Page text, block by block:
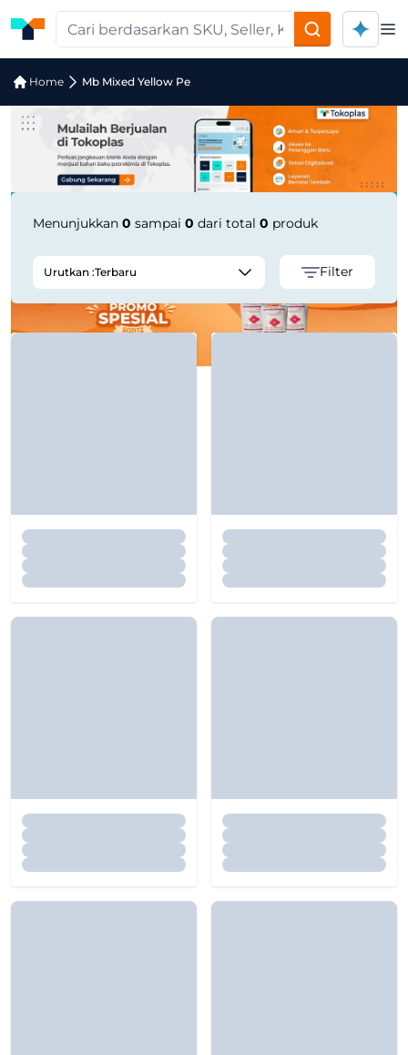
Home Mb Mixed Yellow Pe
Jual Mb Mixed Yellow Pe | Supplier
Menunjukkan 0 sampai 0 dari total 0 produk
Urutkan :Terbaru Filter